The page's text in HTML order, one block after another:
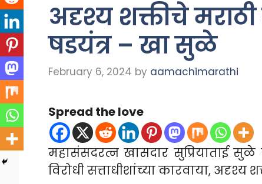
अदृश्य शक्तीचे
षडयंत्र – खा सुळे
February 6, 2024 by aamachimarathi
Spread the love
महासंसदरत्न खासदार सुप्रियाताई सुळे
विरोधी सत्ताधीशांच्या कारवाया, अदृश्य